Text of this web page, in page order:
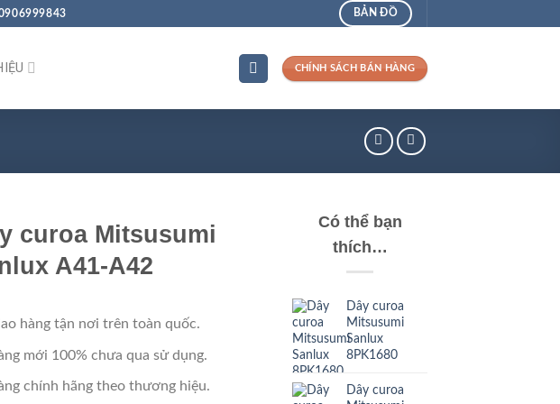
BẢN ĐỒ
CHÍNH SÁCH BÁN HÀNG
curoa Mitsusumi
A41-A42
hàng tận nơi trên toàn quốc.
mới 100% chưa qua sử dụng.
chính hãng theo thương hiệu.
Có thể bạn
thích…
Dây curoa
Mitsusumi
Sanlux
8PK1680
Dây curoa